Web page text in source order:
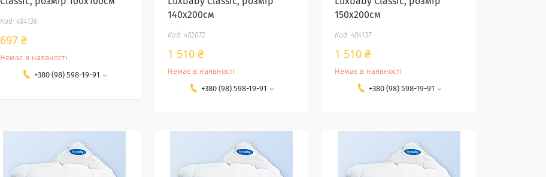
484136
697 ₴
Немає в наявності
+380 (98) 598-19-91
140х200см
482072
1 510 ₴
Немає в наявності
+380 (98) 598-19-91
150х200см
484137
1 510 ₴
Немає в наявності
+380 (98) 598-19-91